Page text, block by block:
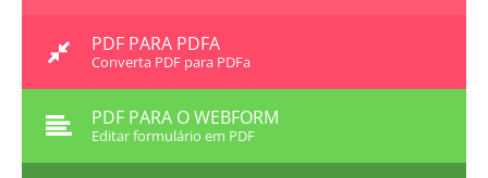
PDF PARA PDFA
Converta PDF para PDFa
PDF PARA O WEBFORM
Editar formulário em PDF